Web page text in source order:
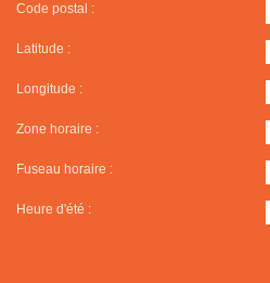
Code postal :
Latitude :
Longitude :
Zone horaire :
Fuseau horaire :
Heure d'été :